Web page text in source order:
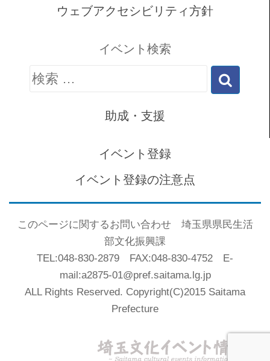
ウェブアクセシビリティ方針
イベント検索
検
助成・支援
イベント登録
イベント登録の注意点
このページに関するお問い合わせ 埼玉県県民生活
部文化振興課
TEL:048-830-2879 FAX:048-830-4752 E-
mail:a2875-01@pref.saitama.lg.jp
ALL Rights Reserved. Copyright(C)2015 Saitama
Prefecture